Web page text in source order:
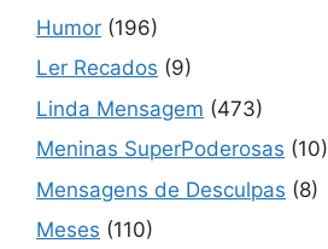
Humor (196)
Ler Recados (9)
Linda Mensagem (473)
Meninas SuperPoderosas (10)
Mensagens de Desculpas (8)
Meses (110)